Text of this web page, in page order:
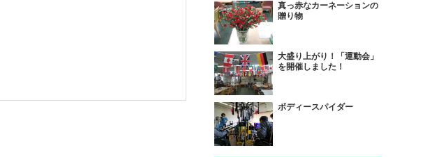
真っ赤なカーネーションの
贈り物
大盛り上がり！「運動会」
を開催しました！
ボディースパイダー